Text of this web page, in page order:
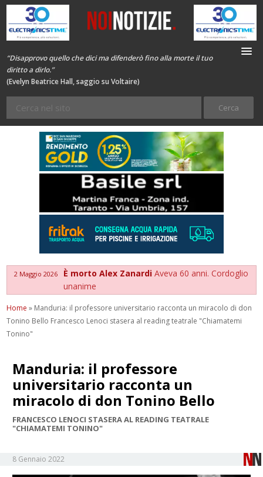
“Disapprovo quello che dici ma difenderò fino alla morte il tuo
diritto a dirlo.”
(Evelyn Beatrice Hall, saggio su Voltaire)
2 Maggio 2026 È morto Alex ZanardiAveva 60 anni. Cordoglio
unanime
Home » Manduria: il professore universitario racconta un miracolo di don
Tonino Bello Francesco Lenoci stasera al reading teatrale "Chiamatemi
Tonino"
Manduria: il professore
universitario racconta un
miracolo di don Tonino Bello
FRANCESCO LENOCI STASERA AL READING TEATRALE
"CHIAMATEMI TONINO"
8 Gennaio 2022